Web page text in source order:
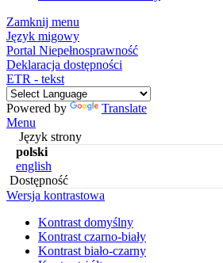
Zamknij menu
Język migowy
Portal Niepełnosprawność
Deklaracja dostępności
ETR - tekst
Powered by
Translate
Menu
Język strony
polski
english
Dostępność
Wersja kontrastowa
Kontrast domyślny
Kontrast czarno-biały
Kontrast biało-czarny